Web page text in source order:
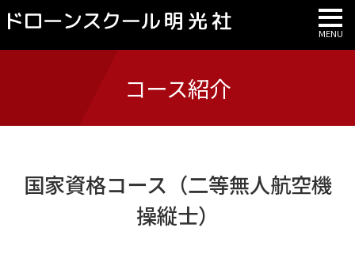
コース紹介
国家資格コース（二等無人航空機
操縦士）